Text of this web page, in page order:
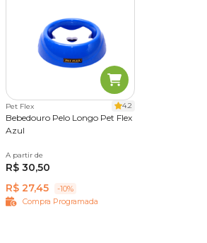
Pet Flex 4.2
Bebedouro Pelo Longo Pet Flex
Azul
600 ml
A partir de
R$ 30,50
R$ 27,45
-10%
Compra Programada